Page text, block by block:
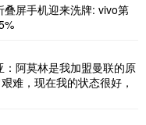
屏手机迎来洗牌: vivo第
阿莫林是我加盟曼联的原
难，现在我的状态很好，